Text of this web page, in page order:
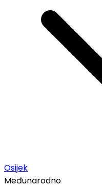
Osijek
Međunarodno